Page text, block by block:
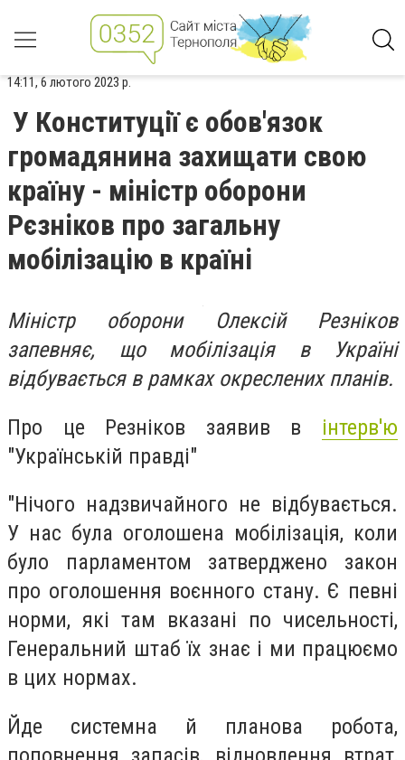
14:11, 6 лютого 2023 р.
У Конституції є обов'язок
громадянина захищати свою
країну - міністр оборони
Рєзніков про загальну
мобілізацію в країні
Міністр оборони Олексій Резніков
запевняє, що мобілізація в Україні
відбувається в рамках окреслених планів.
Про це Резніков заявив в інтерв'ю
"Українській правді"
"Нічого надзвичайного не відбувається.
У нас була оголошена мобілізація, коли
було парламентом затверджено закон
про оголошення воєнного стану. Є певні
норми, які там вказані по чисельності,
Генеральний штаб їх знає і ми працюємо
в цих нормах.
Йде системна й планова робота,